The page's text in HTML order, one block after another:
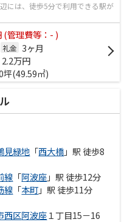
には、徒歩5分で利用できる駅が
(管理費等：- )
礼金 3ヶ月
2.2万円
坪(49.59㎡)
見緑地 「西大橋」駅 徒歩8
線 「阿波座」駅 徒歩12分
線 「本町」駅 徒歩11分
西区阿波座１丁目15－16